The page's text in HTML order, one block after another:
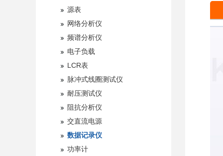
源表
网络分析仪
频谱分析仪
电子负载
LCR表
脉冲式线圈测试仪
耐压测试仪
阻抗分析仪
交直流电源
数据记录仪
功率计